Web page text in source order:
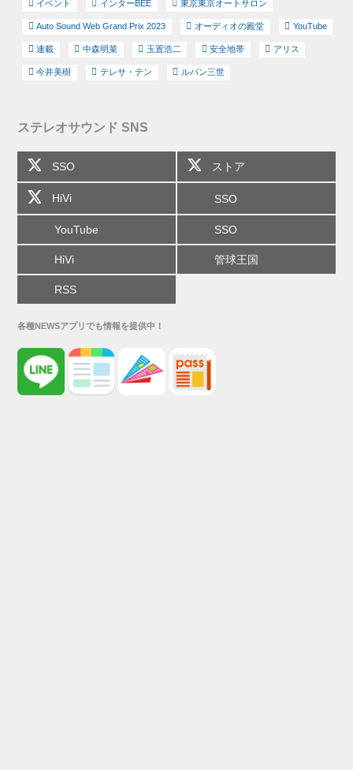
イベント インターBEE 東京東京オートサロン
Auto Sound Web Grand Prix 2023 オーディオの殿堂 YouTube
連載 中森明菜 玉置浩二 安全地帯 アリス
今井美樹 テレサ・テン ルパン三世
ステレオサウンド SNS
SSO ストア
HiVi SSO
YouTube SSO
HiVi 管球王国
RSS
各種NEWSアプリでも情報を提供中！